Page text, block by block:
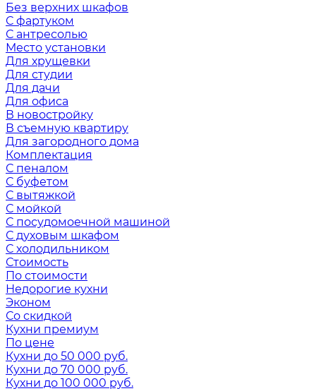
Без верхних шкафов
С фартуком
С антресолью
Место установки
Для хрущевки
Для студии
Для дачи
Для офиса
В новостройку
В съемную квартиру
Для загородного дома
Комплектация
С пеналом
С буфетом
С вытяжкой
С мойкой
С посудомоечной машиной
С духовым шкафом
С холодильником
Стоимость
По стоимости
Недорогие кухни
Эконом
Со скидкой
Кухни премиум
По цене
Кухни до 50 000 руб.
Кухни до 70 000 руб.
Кухни до 100 000 руб.